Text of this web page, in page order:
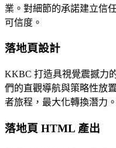
業。對細節的承諾建立信
可信度。
落地頁設計
KKBC 打造具視覺震撼力
們的直觀導航與策略性放
者旅程，最大化轉換潛力。
落地頁 HTML 產出